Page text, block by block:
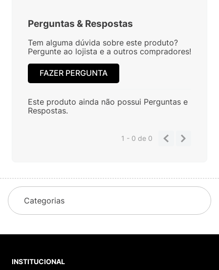
Perguntas & Respostas
Tem alguma dúvida sobre este produto?
Pergunte ao lojista e a outros compradores!
FAZER PERGUNTA
Este produto ainda não possui Perguntas e
Respostas.
1 - 0de 0
Categorias
INSTITUCIONAL